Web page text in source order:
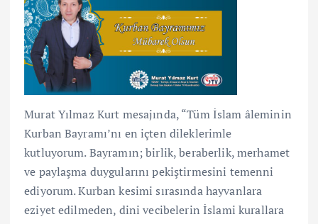
Murat Yılmaz Kurt mesajında, “Tüm İslam âleminin
Kurban Bayramı’nı en içten dileklerimle
kutluyorum. Bayramın; birlik, beraberlik, merhamet
ve paylaşma duygularını pekiştirmesini temenni
ediyorum. Kurban kesimi sırasında hayvanlara
eziyet edilmeden, dini vecibelerin İslami kurallara